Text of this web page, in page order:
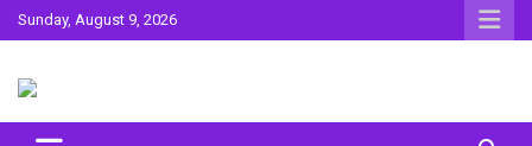
Skip
to
Sunday, August 9, 2026
Surta